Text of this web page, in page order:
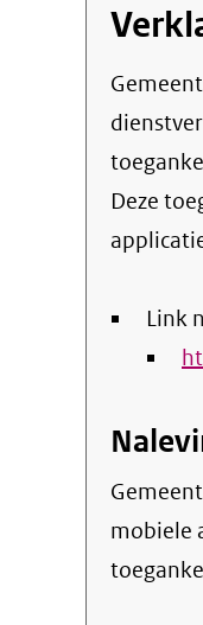
Gemeente Albrandswaard streeft ernaar om de eigen online informatie en
Deze
Link
Gemeente Albrandswaard verklaart dat de eerste maatregelen zijn genomen om de
mobiele